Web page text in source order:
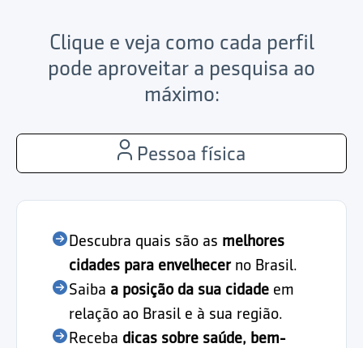
Clique e veja como cada perfil
pode aproveitar a pesquisa ao
máximo:
Pessoa física
Descubra quais são as melhores
cidades para envelhecerno Brasil.
Saiba a posição da sua cidade em
relação ao Brasil e à sua região.
Receba dicas sobre saúde, bem-